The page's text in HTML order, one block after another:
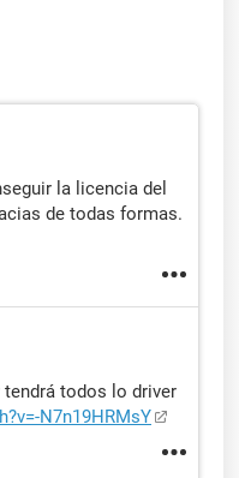
la licencia del
de todas formas.
tendrá todos lo driver
N7n19HRMsY